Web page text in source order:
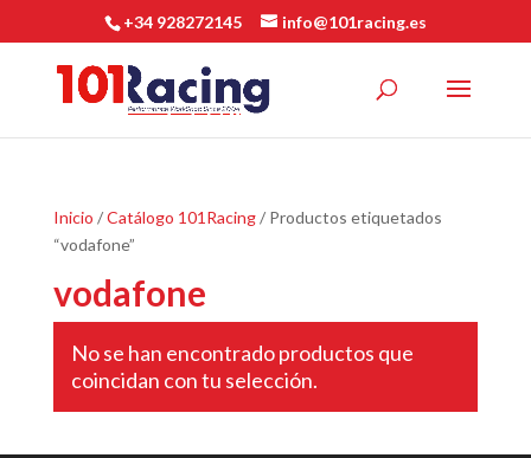
+34 928272145 info@101racing.es
Inicio /Catálogo 101Racing/ Productos etiquetados
“vodafone”
vodafone
No se han encontrado productos que
coincidan con tu selección.